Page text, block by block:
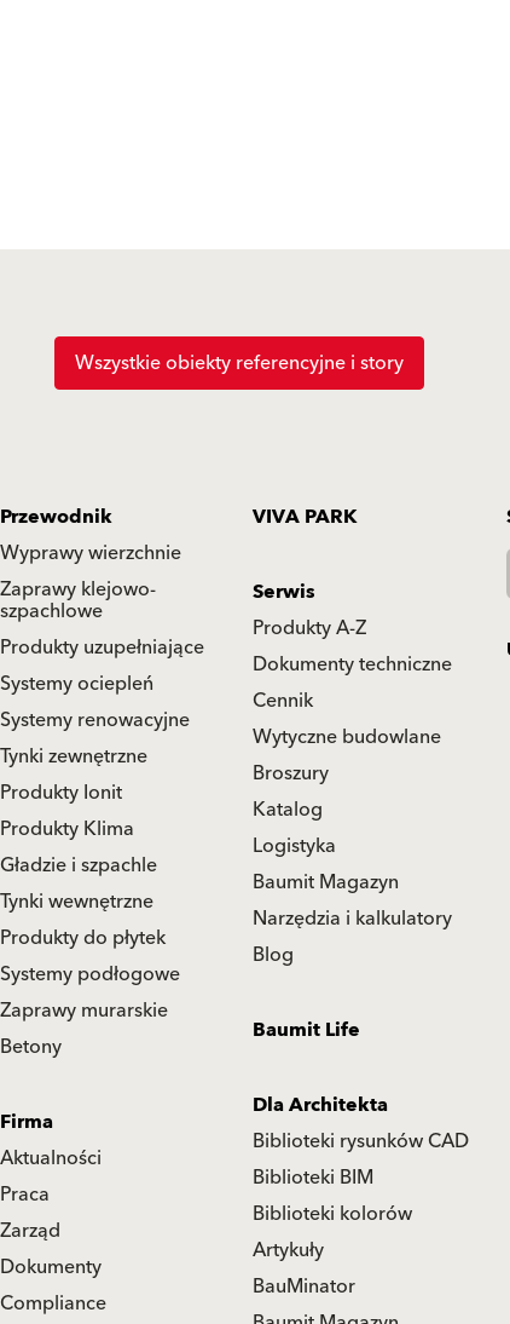
Wszystkie obiekty referencyjne i story
Przewodnik
Wyprawy wierzchnie
Zaprawy klejowo-
szpachlowe
Produkty uzupełniające
Systemy ociepleń
Systemy renowacyjne
Tynki zewnętrzne
Produkty Ionit
Produkty Klima
Gładzie i szpachle
Tynki wewnętrzne
Produkty do płytek
Systemy podłogowe
Zaprawy murarskie
Betony
VIVA PARK
Serwis
Produkty A-Z
Dokumenty techniczne
Cennik
Wytyczne budowlane
Broszury
Katalog
Logistyka
Baumit Magazyn
Narzędzia i kalkulatory
Blog
Baumit Life
Dla Architekta
Biblioteki rysunków CAD
Biblioteki BIM
Biblioteki kolorów
Artykuły
BauMinator
Firma
Aktualności
Praca
Zarząd
Dokumenty
Compliance